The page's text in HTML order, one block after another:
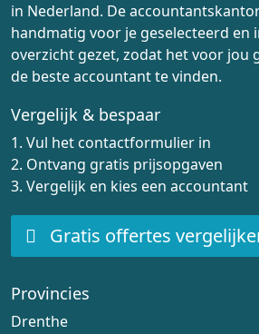
in Nederland. De
handmatig voor je geselecteerd en
overzicht gezet, zodat het voor jou
de beste accountant te vinden.
Vergelijk & bespaar
1. Vul het contactformulier in
2. Ontvang gratis prijsopgaven
3. Vergelijk en kies een accountant
Gratis offertes
Provincies
Drenthe